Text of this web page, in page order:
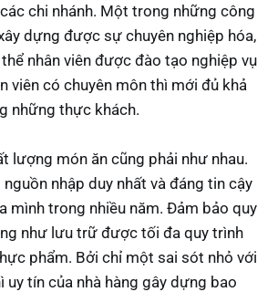
chi nhánh. Một trong những công
dựng được sự chuyên nghiệp hóa,
nhân viên được đào tạo nghiệp vụ
viên có chuyên môn thì mới đủ khả
những thực khách.
lượng món ăn cũng phải như nhau.
nhập duy nhất và đáng tin cậy
mình trong nhiều năm. Đảm bảo quy
như lưu trữ được tối đa quy trình
phẩm. Bởi chỉ một sai sót nhỏ với
uy tín của nhà hàng gây dựng bao